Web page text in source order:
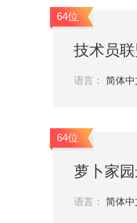
64位
技术员
语言： 简体中
64位
萝卜家
语言： 简体中